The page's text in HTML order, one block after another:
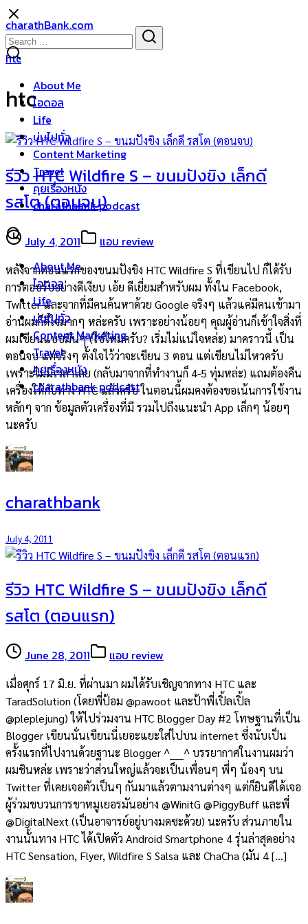
Skip
to
content
charathBank.com
About Me
ไอดอล
Life
บ่นไปทั่ว
Content Marketing
Travel
คุยเรื่องหนัง
charathbank podcast
About Me
ไอดอล
Life
บ่นไปทั่ว
Content Marketing
Travel
คุยเรื่องหนัง
charathbank podcast
Search
for:
htc
htc
รีวิว HTC Wildfire S – ขนมปังขิง เล็กดี
รสโต (ตอนจบ)
July 4, 2011 แอบ review
หลังจากตอนแรกของขนมปังขิง HTC Wildfire S ที่เขียนไป ก็ได้รับ
การตอบรับอย่างดีเงียบ เอ้ย ดีเยี่ยมสำหรับผม ทั้งใน Facebook,
Twitter และจากที่มีคนค้นหาด้วย Google จริงๆ แล้วแค่มีคนเข้ามา
อ่านผมก็ดีใจมากๆ หล่ะครับ เพราะอย่างน้อยๆ คุณผู้อ่านก็เข้าใจสิ่งที่
ผมเขียนแบบมึนๆ (ใช่ไหมครับ? เริ่มไม่แน่ใจหล่ะ) มาคราวนี้ เป็น
ตอนจบ แต่จริงๆ ตั้งใจไว้ว่าจะเขียน 3 ตอน แต่เขียนไม่ไหวครับ
เพราะไม่มีเวลาเลย (กลับมาจากที่ทำงานก็ 4-5 ทุ่มหล่ะ) แถมต้องคืน
เครื่องให้กับทาง HTC แล้วครับ ในตอนนี้ผมคงต้องขอเน้นการใช้งาน
หลักๆ จาก ข้อมูลตัวเครื่องที่มี รวมไปถึงแนะนำ App เล็กๆ น้อยๆ
นะครับ
charathbank
July 4, 2011
รีวิว HTC Wildfire S – ขนมปังขิง เล็กดี
รสโต (ตอนแรก)
June 28, 2011 แอบ review
เมื่อศุกร์ 17 มิ.ย. ที่ผ่านมา ผมได้รับเชิญจากทาง HTC และ
TaradSolution (โดยพี่ป้อม @pawoot และป้าพี่เปิ้ลเปิ้ล
@pleplejung) ให้ไปร่วมงาน HTC Blogger Day #2 โทษฐานที่เป็น
Blogger เขียนนั่นเขียนนี่เยอะแยะใส่ไปบน internet ซึ่งนับเป็น
ครั้งแรกที่ไปงานด้วยฐานะ Blogger ^____^ บรรยากาศในงานผมว่า
ผมชินหล่ะ เพราะว่าส่วนใหญ่แล้วจะเป็นเพื่อนๆ พี่ๆ น้องๆ บน
Twitter ที่เคยเจอตัวเป็นๆ กันมาแล้วตามงานต่างๆ แต่ก็ยินดีได้เจอ
ผู้ร่วมขบวนการขาหมูเยอรมันอย่าง @WinitG @PiggyBuff และพี่
@DigitalNext (เป็นอาจารย์อยู่บางมดซะด้วย) นะครับ ส่วนภายใน
งานนั้นทาง HTC ได้เปิดตัว Android Smartphone 4 รุ่นล่าสุดอย่าง
HTC Sensation, Flyer, Wildfire S Salsa และ ChaCha (มัน 4 […]